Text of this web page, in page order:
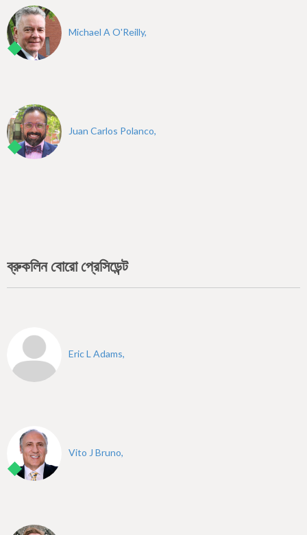
Michael A O'Reilly,
Juan Carlos Polanco,
ব্রুকলিন বোরো প্রেসিডেন্ট
Eric L Adams,
Vito J Bruno,